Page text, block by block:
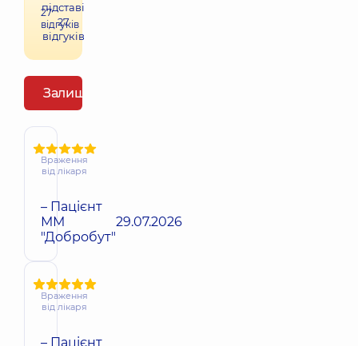
27
відгуків
підставі
27
відгуків
Залишити відгук
Враження
від лікаря
– Пацієнт
ММ
"Добробут"
29.07.2026
Враження
від лікаря
– Пацієнт